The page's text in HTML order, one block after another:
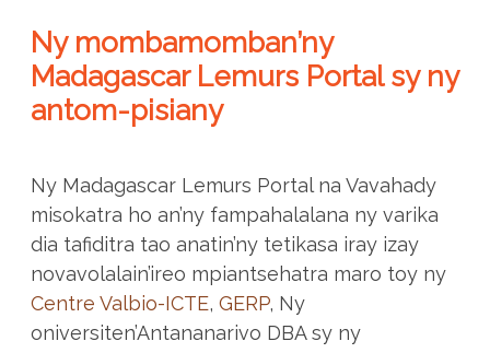
Ny mombamomban’ny
Madagascar Lemurs Portal sy ny
antom-pisiany
Ny Madagascar Lemurs Portal na Vavahady
misokatra ho an’ny fampahalalana ny varika
dia tafiditra tao anatin’ny tetikasa iray izay
novavolalain’ireo mpiantsehatra maro toy ny
Centre Valbio-ICTE, GERP, Ny
oniversiten’Antananarivo DBA sy ny